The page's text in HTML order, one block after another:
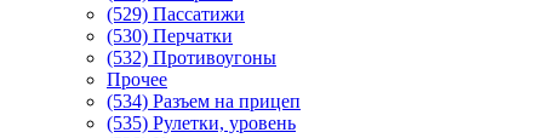
(529) Пассатижи
(530) Перчатки
(532) Противоугоны
Прочее
(534) Разъем на прицеп
(535) Рулетки, уровень